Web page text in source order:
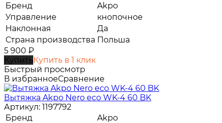
Бренд
Akpo
Управление
кнопочное
Наклонная
Да
Страна производства Польша
5 900 ₽
КупитьКупить в 1 клик
Быстрый просмотр
В избранноеСравнение
Вытяжка Akpo Nero eco WK-4 60 BK
Артикул: 1197792
Бренд
Akpo